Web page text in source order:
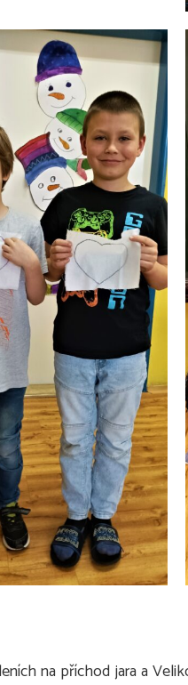
na příchod jara a